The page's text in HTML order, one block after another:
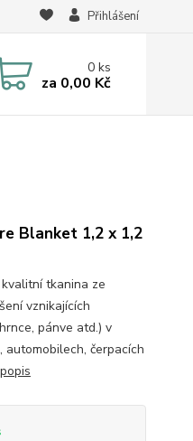
Přihlášení
0ks
za 0,00 Kč
Blanket 1,2 x 1,2
tkanina ze
vznikajících
pánve atd.) v
čerpacích